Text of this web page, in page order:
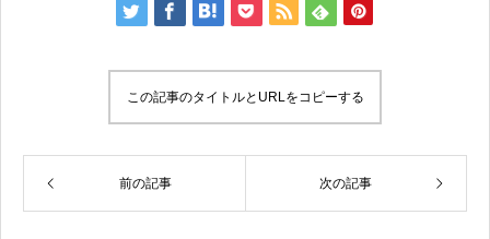
この記事のタイトルとURLをコピーする
前の記事 次の記事